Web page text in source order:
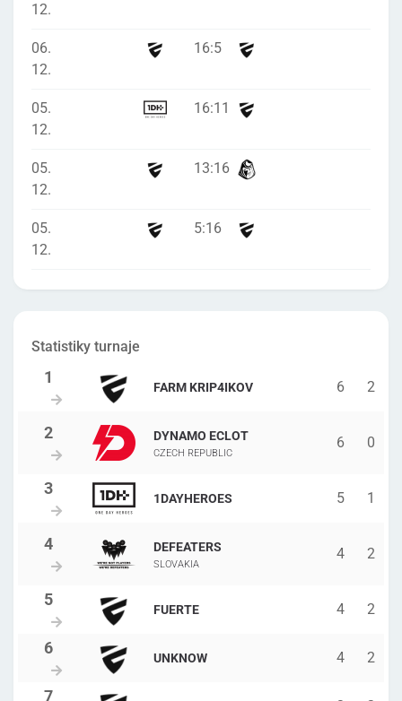
12.
06.
12.
16:5
05.
12.
16:11
05.
12.
13:16
05.
12.
5:16
Statistiky turnaje
FARM KRIP4IKOV 6 2
DYNAMO ECLOT
CZECH REPUBLIC
6 0
1DAYHEROES 5 1
DEFEATERS
SLOVAKIA
4 2
FUERTE 4 2
UNKNOW 4 2